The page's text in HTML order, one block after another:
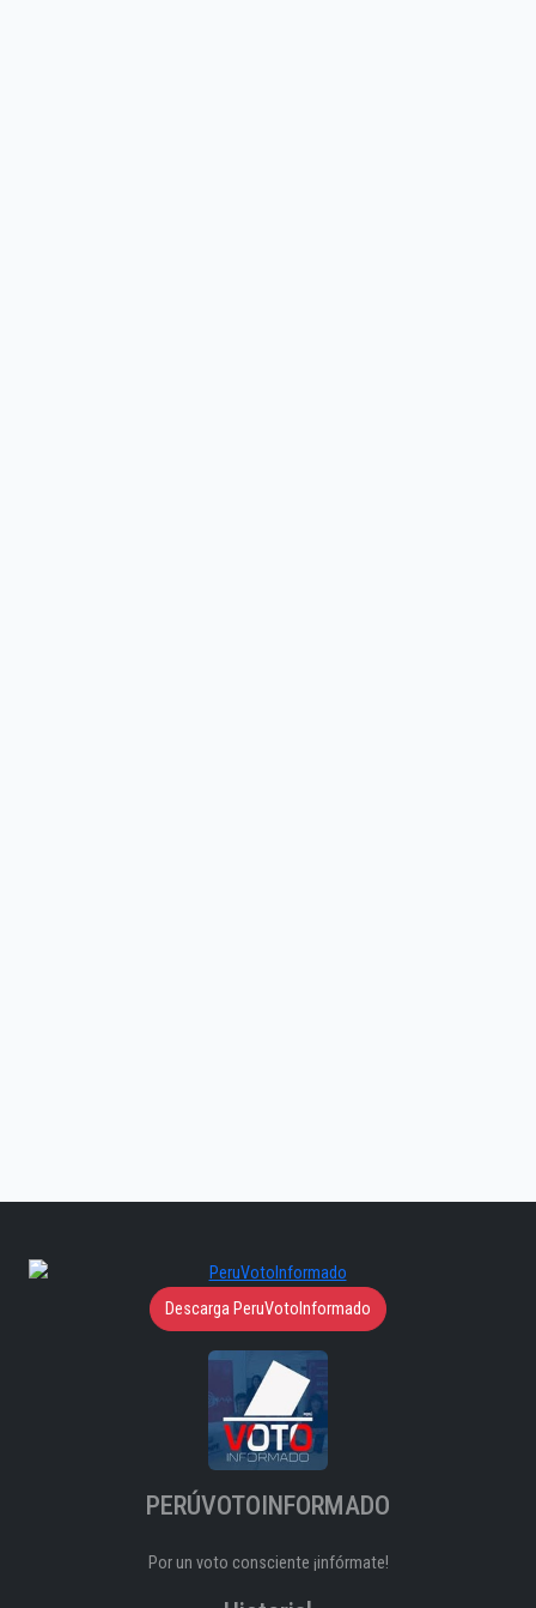
Descarga PeruVotoInformado
PERÚVOTOINFORMADO
Por un voto consciente ¡infórmate!